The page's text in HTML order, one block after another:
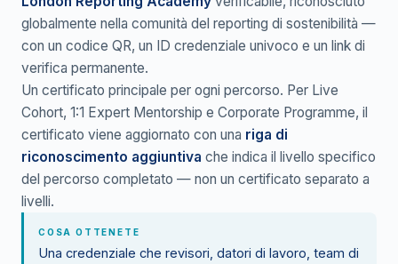
globalmente nella comunità del reporting di sostenibilità —
con un codice QR, un ID credenziale univoco e un link di
verifica permanente.
Un certificato principale per ogni percorso. Per Live
Cohort, 1:1 Expert Mentorship e Corporate Programme, il
certificato viene aggiornato con una riga di
riconoscimento aggiuntiva che indica il livello specifico
del percorso completato — non un certificato separato a
livelli.
COSA OTTENETE
Una credenziale che revisori, datori di lavoro, team di